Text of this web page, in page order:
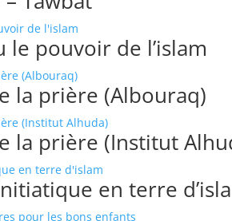
le pouvoir de l’islam
la prière (Albouraq)
la prière (Institut
en terre